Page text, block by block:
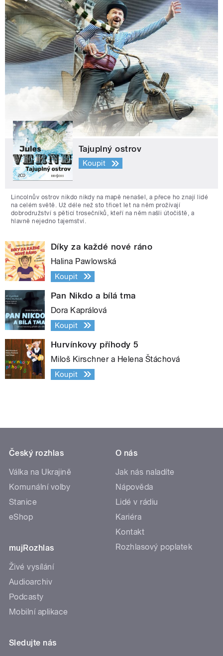
Tajuplný ostrov
Koupit
Lincolnův ostrov nikdo nikdy na mapě nenašel, a přece ho znají lidé
na celém světě. Už déle než sto třicet let na něm prožívají
dobrodružství s pěticí trosečníků, kteří na něm našli útočiště, a
hlavně nejedno tajemství.
Díky za každé nové ráno
Halina Pawlowská
Koupit
Pan Nikdo a bílá tma
Dora Kaprálová
Koupit
Hurvínkovy příhody 5
Miloš Kirschner a Helena Štáchová
Koupit
Český rozhlas
Válka na Ukrajině
Komunální volby
Stanice
eShop
mujRozhlas
Živé vysílání
Audioarchiv
Podcasty
Mobilní aplikace
O nás
Jak nás naladíte
Nápověda
Lidé v rádiu
Kariéra
Kontakt
Rozhlasový poplatek
Sledujte nás